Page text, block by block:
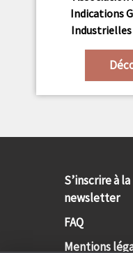
Indications
S’inscrire à la
newsletter
FAQ
Mentions